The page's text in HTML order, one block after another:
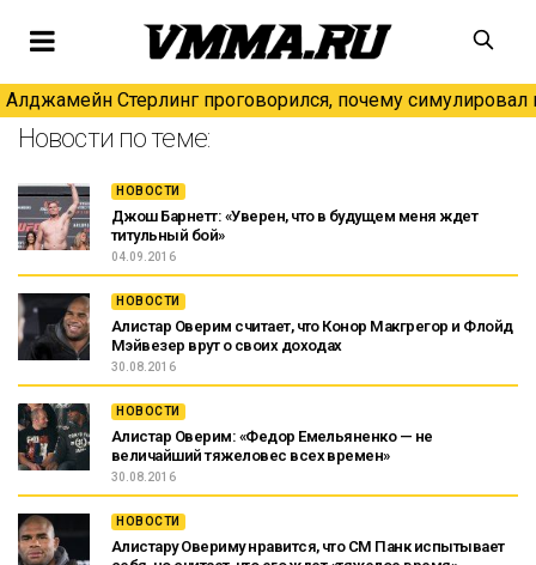
Алджамейн Стерлинг проговорился, почему симулировал
Новости по теме:
НОВОСТИ
Джош Барнетт: «Уверен, что в будущем меня ждет
титульный бой»
04.09.2016
НОВОСТИ
Алистар Оверим считает, что Конор Макгрегор и Флойд
Мэйвезер врут о своих доходах
30.08.2016
НОВОСТИ
Алистар Оверим: «Федор Емельяненко — не
величайший тяжеловес всех времен»
30.08.2016
НОВОСТИ
Алистару Овериму нравится, что СМ Панк испытывает